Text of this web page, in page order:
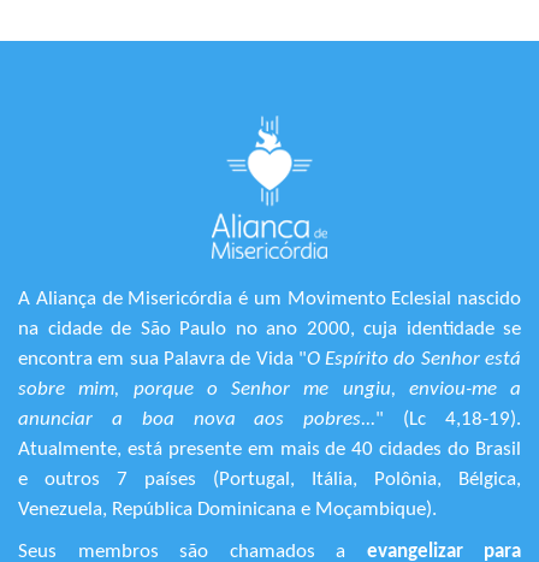
A Aliança de Misericórdia é um Movimento Eclesial nascido
na cidade de São Paulo no ano 2000, cuja identidade se
encontra em sua Palavra de Vida "O Espírito do Senhor está
sobre mim, porque o Senhor me ungiu, enviou-me a
anunciar a boa nova aos pobres..." (Lc 4,18-19).
Atualmente, está presente em mais de 40 cidades do Brasil
e outros 7 países (Portugal, Itália, Polônia, Bélgica,
Venezuela, República Dominicana e Moçambique).
Seus membros são chamados a evangelizar para